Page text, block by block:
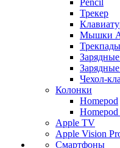
Pencil
Трекер
Мышки
Трекпады
Чехол-
Колонки
Homepod
Apple TV
Apple Vision
Смартфоны